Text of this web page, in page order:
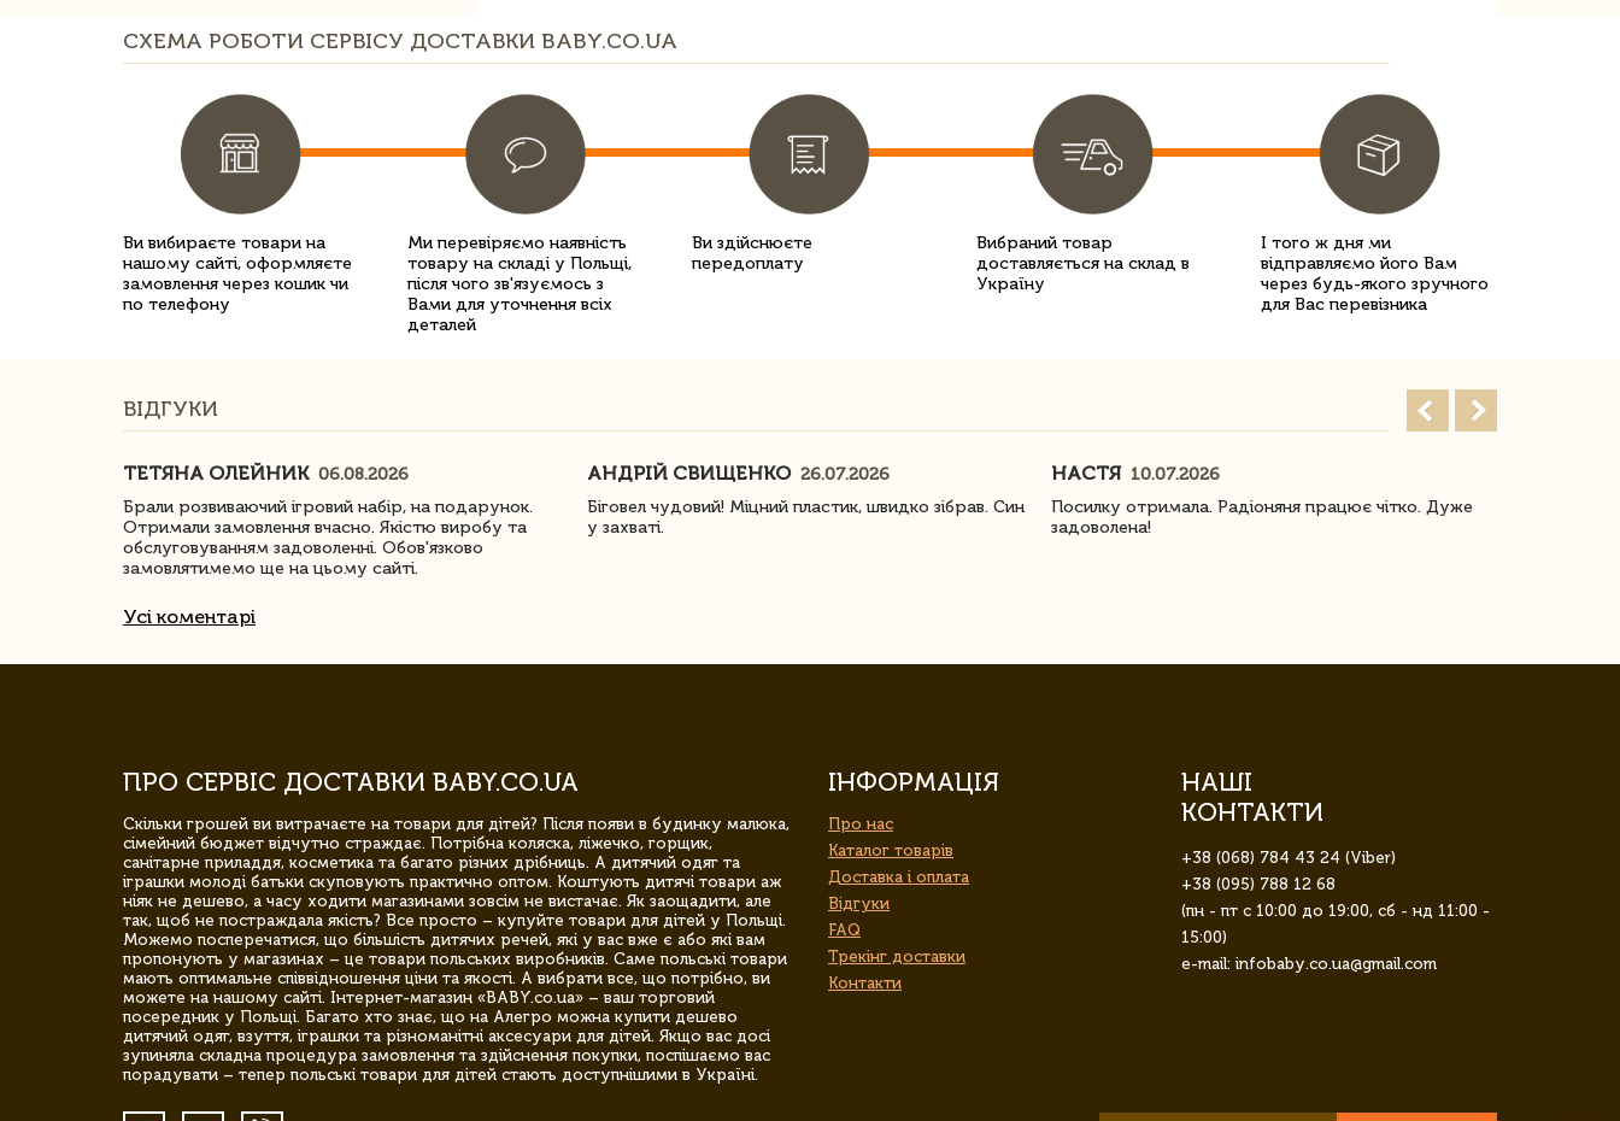
СХЕМА РОБОТИ СЕРВІСУ ДОСТАВКИ BABY.CO.UA
Ви вибираєте товари на
нашому сайті, оформляєте
замовлення через кошик чи
по телефону
Ми перевіряємо наявність
товару на складі у Польщі,
після чого зв'язуємось з
Вами для уточнення всіх
деталей
Ви здійснюєте
передоплату
Вибраний товар
доставляється на склад в
Україну
І того ж дня ми
відправляємо його Вам
через будь-якого зручного
для Вас перевізника
ВІДГУКИ
ТЕТЯНА ОЛЕЙНИК 06.08.2026
Брали розвиваючий ігровий набір, на подарунок.
Отримали замовлення вчасно. Якістю виробу та
обслуговуванням задоволенні. Обов'язково
замовлятимемо ще на цьому сайті.
АНДРІЙ СВИЩЕНКО 26.07.2026
Біговел чудовий! Міцний пластик, швидко зібрав. Син
у захваті.
НАСТЯ 10.07.2026
Посилку отримала. Радіоняня працює чітко. Дуже
задоволена!
Усі коментарі
ПРО СЕРВІС ДОСТАВКИ BABY.CO.UA
Скільки грошей ви витрачаєте на товари для дітей? Після появи в будинку малюка,
сімейний бюджет відчутно страждає. Потрібна коляска, ліжечко, горщик,
санітарне приладдя, косметика та багато різних дрібниць. А дитячий одяг та
іграшки молоді батьки скуповують практично оптом. Коштують дитячі товари аж
ніяк не дешево, а часу ходити магазинами зовсім не вистачає. Як заощадити, але
так, щоб не постраждала якість? Все просто – купуйте товари для дітей у Польщі.
Можемо посперечатися, що більшість дитячих речей, які у вас вже є або які вам
пропонують у магазинах – це товари польських виробників. Саме польські товари
мають оптимальне співвідношення ціни та якості. А вибрати все, що потрібно, ви
можете на нашому сайті. Інтернет-магазин «BABY.co.ua» – ваш торговий
посередник у Польщі. Багато хто знає, що на Алегро можна купити дешево
дитячий одяг, взуття, іграшки та різноманітні аксесуари для дітей. Якщо вас досі
зупиняла складна процедура замовлення та здійснення покупки, поспішаємо вас
порадувати – тепер польські товари для дітей стають доступнішими в Україні.
ІНФОРМАЦІЯ
Про нас
Каталог товарів
Доставка і оплата
Відгуки
FAQ
Трекінг доставки
Контакти
НАШІ
КОНТАКТИ
+38 (068) 784 43 24 (Viber)
+38 (095) 788 12 68
(пн - пт с 10:00 до 19:00, сб - нд 11:00 -
15:00)
e-mail: infobaby.co.ua@gmail.com